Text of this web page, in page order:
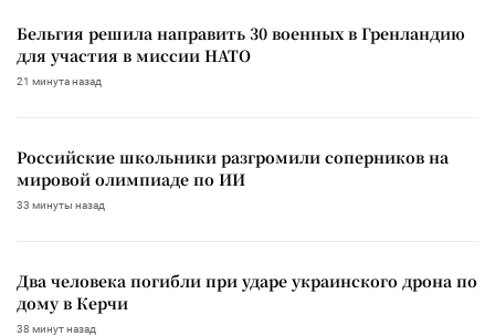
Бельгия решила направить 30 военных в Гренландию
для участия в миссии НАТО
21 минута назад
Российские школьники разгромили соперников на
мировой олимпиаде по ИИ
33 минуты назад
Два человека погибли при ударе украинского дрона по
дому в Керчи
38 минут назад